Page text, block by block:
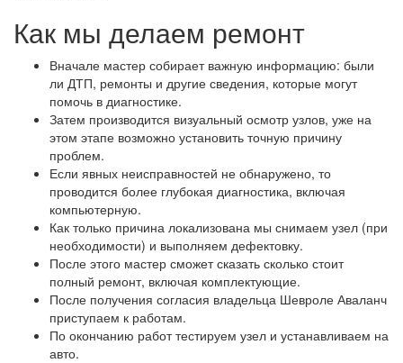
Как мы делаем ремонт
Вначале мастер собирает важную информацию: были
ли ДТП, ремонты и другие сведения, которые могут
помочь в диагностике.
Затем производится визуальный осмотр узлов, уже на
этом этапе возможно установить точную причину
проблем.
Если явных неисправностей не обнаружено, то
проводится более глубокая диагностика, включая
компьютерную.
Как только причина локализована мы снимаем узел (при
необходимости) и выполняем дефектовку.
После этого мастер сможет сказать сколько стоит
полный ремонт, включая комплектующие.
После получения согласия владельца Шевроле Аваланч
приступаем к работам.
По окончанию работ тестируем узел и устанавливаем на
авто.